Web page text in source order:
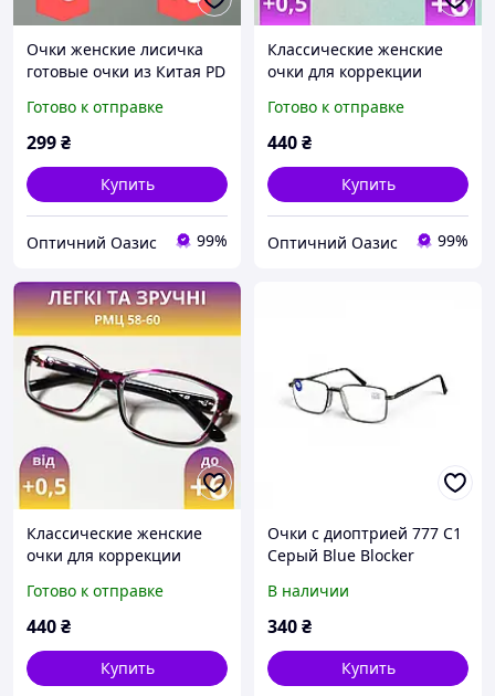
Очки женские лисичка
готовые очки из Китая PD
для зрения Очки плюс
Готово к отправке
299₴
Купить
Оптичний Оазис 99%
Классические женские
очки для коррекции
плюс+. Пластиковые.
Уменьшенное
расстояние РМЦ(PD) 58-60
Готово к отправке
440₴
Купить
Оптичний Оазис 99%
Классические женские
очки для коррекции
плюс+. Пластиковые.
Уменьшенное
расстояние РМЦ(PD) 58-60
Готово к отправке
440₴
Купить
Очки с диоптрией 777 С1
Серый Blue Blocker
В наличии
340₴
Купить